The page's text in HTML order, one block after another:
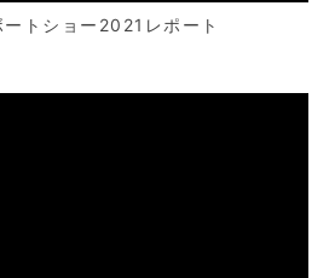
トショー2021レポート